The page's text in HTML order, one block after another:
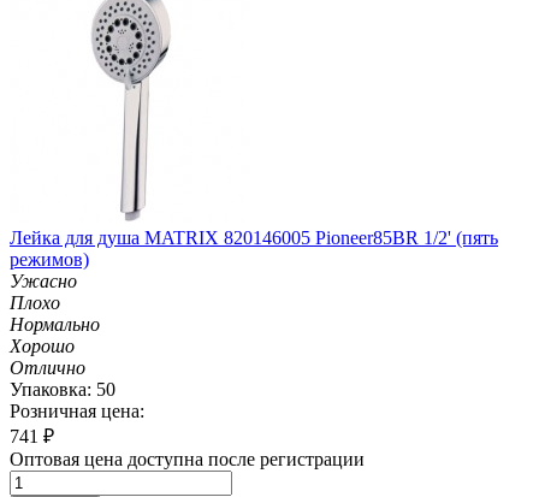
Лейка для душа MATRIX 820146005 Pioneer85BR 1/2' (пять
режимов)
Ужасно
Плохо
Нормально
Хорошо
Отлично
Упаковка: 50
Розничная цена:
741 ₽
Оптовая цена доступна после регистрации